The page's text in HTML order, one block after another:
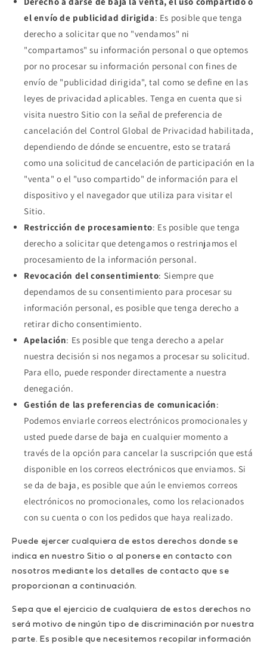
el envío de publicidad dirigida: Es posible que tenga
derecho a solicitar que no "vendamos" ni
"compartamos" su información personal o que optemos
por no procesar su información personal con fines de
envío de "publicidad dirigida", tal como se define en las
leyes de privacidad aplicables. Tenga en cuenta que si
visita nuestro Sitio con la señal de preferencia de
cancelación del Control Global de Privacidad habilitada,
dependiendo de dónde se encuentre, esto se tratará
como una solicitud de cancelación de participación en la
"venta" o el "uso compartido" de información para el
dispositivo y el navegador que utiliza para visitar el
Sitio.
Restricción de procesamiento: Es posible que tenga
derecho a solicitar que detengamos o restrinjamos el
procesamiento de la información personal.
Revocación del consentimiento: Siempre que
dependamos de su consentimiento para procesar su
información personal, es posible que tenga derecho a
retirar dicho consentimiento.
Apelación: Es posible que tenga derecho a apelar
nuestra decisión si nos negamos a procesar su solicitud.
Para ello, puede responder directamente a nuestra
denegación.
Gestión de las preferencias de comunicación:
Podemos enviarle correos electrónicos promocionales y
usted puede darse de baja en cualquier momento a
través de la opción para cancelar la suscripción que está
disponible en los correos electrónicos que enviamos. Si
se da de baja, es posible que aún le enviemos correos
electrónicos no promocionales, como los relacionados
con su cuenta o con los pedidos que haya realizado.
Puede ejercer cualquiera de estos derechos donde se
indica en nuestro Sitio o al ponerse en contacto con
nosotros mediante los detalles de contacto que se
proporcionan a continuación.
Sepa que el ejercicio de cualquiera de estos derechos no
será motivo de ningún tipo de discriminación por nuestra
parte. Es posible que necesitemos recopilar información